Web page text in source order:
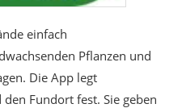
einfach
Pflanzen und
Die App legt
Fundort fest. Sie geben